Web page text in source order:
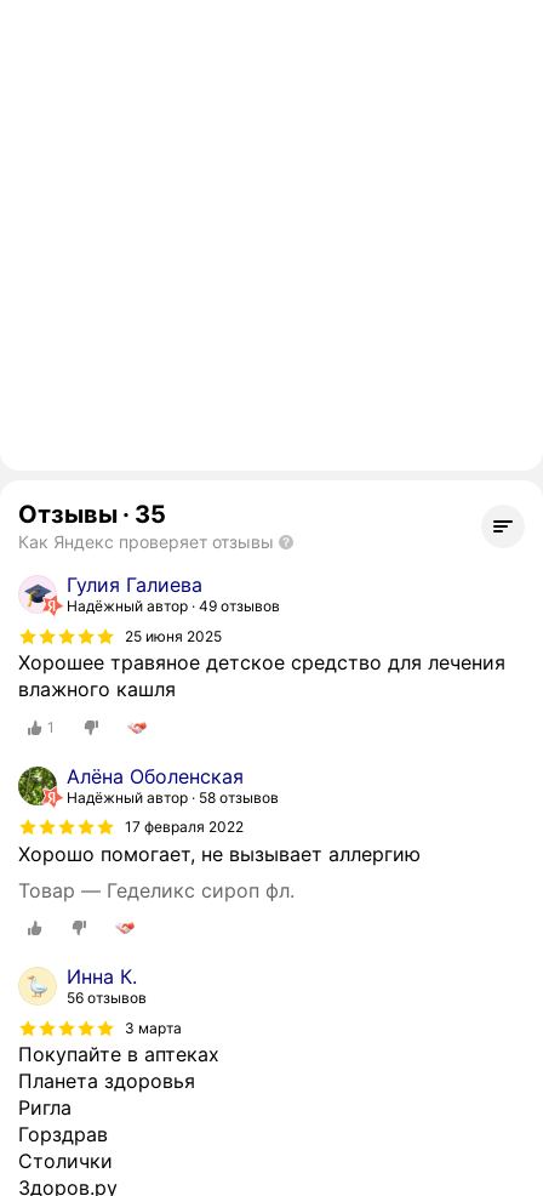
Отзывы · 35
Как Яндекс проверяет отзывы
Гулия Галиева
Надёжный автор 49 отзывов
25 июня 2025
Хорошее травяное детское средство для лечения
влажного кашля
1
Алёна Оболенская
Надёжный автор
58 отзывов
17 февраля 2022
Хорошо помогает, не вызывает аллергию
Товар — Геделикс сироп фл.
Инна К.
56 отзывов
3 марта
Покупайте в аптеках
Планета здоровья
Ригла
Горздрав
Столички
Здоров.ру